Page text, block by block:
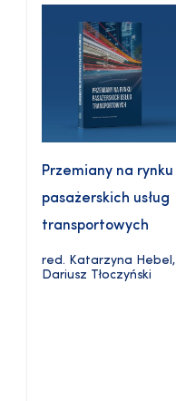
Przemiany na rynku
pasażerskich usług
transportowych
red. Katarzyna Hebel,
Dariusz Tłoczyński